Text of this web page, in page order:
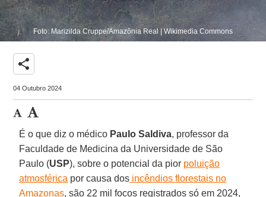
Foto: Marizilda Cruppe/Amazônia Real | Wikimedia Commons
share
04 Outubro 2024
É o que diz o médico Paulo Saldiva, professor da
Faculdade de Medicina da Universidade de São
Paulo (USP), sobre o potencial da pior poluição
atmosférica por causa dos incêndios florestais no
Amazonas, são 22 mil focos registrados só em 2024,